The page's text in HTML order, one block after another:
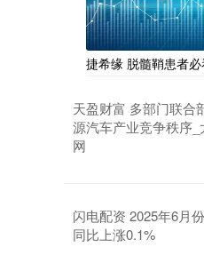
捷希缘 脱髓鞘患者
天盈财富 多部门联合
源汽车产业竞争秩序
网
闪电配资 2025年6月
同比上涨0.1%